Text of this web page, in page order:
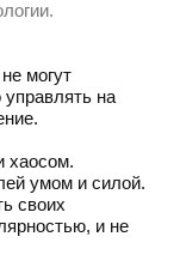
могут
управлять на
хаосом.
умом и силой.
своих
и не